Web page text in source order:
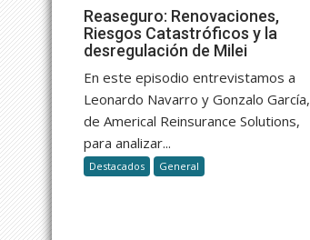
Reaseguro:
Renovaciones,
Riesgos
Catastróficos
desregulación
Reaseguro: Renovaciones,
Riesgos Catastróficos y la
desregulación de Milei
En este episodio entrevistamos a
Leonardo Navarro y Gonzalo García,
de Americal Reinsurance Solutions,
para analizar...
Destacados General